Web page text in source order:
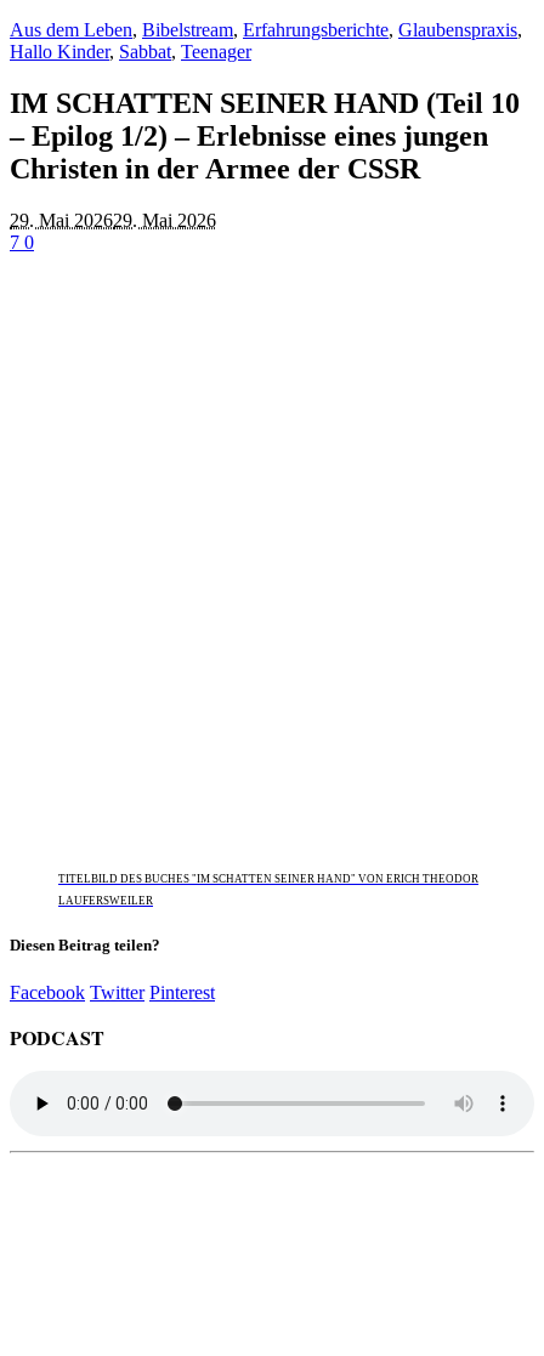
Aus dem Leben, Bibelstream, Erfahrungsberichte, Glaubenspraxis,
Hallo Kinder, Sabbat, Teenager
IM SCHATTEN SEINER HAND (Teil 10
– Epilog 1/2) – Erlebnisse eines jungen
Christen in der Armee der CSSR
29. Mai 202629. Mai 2026
7 0
TITELBILD DES BUCHES "IM SCHATTEN SEINER HAND" VON ERICH THEODOR
LAUFERSWEILER
Diesen Beitrag teilen?
Facebook Twitter Pinterest
PODCAST